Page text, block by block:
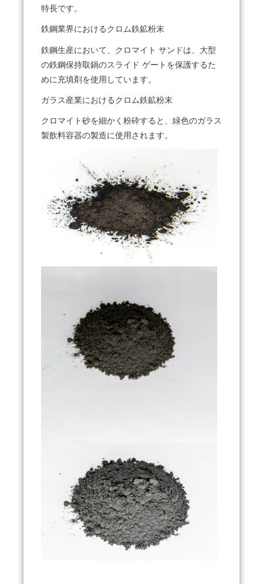
特長です。
鉄鋼業界におけるクロム鉄鉱粉末
鉄鋼生産において、クロマイト サンドは、大型
の鉄鋼保持取鍋のスライド ゲートを保護するた
めに充填剤を使用しています。
ガラス産業におけるクロム鉄鉱粉末
クロマイト砂を細かく粉砕すると、緑色のガラス
製飲料容器の製造に使用されます。